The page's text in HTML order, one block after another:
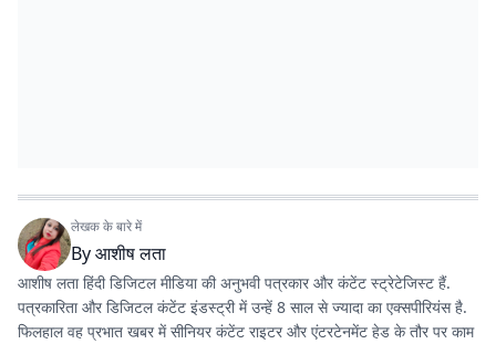
लेखक के बारे में
Byआशीष लता
आशीष लता हिंदी डिजिटल मीडिया की अनुभवी पत्रकार और कंटेंट स्ट्रेटेजिस्ट हैं.
पत्रकारिता और डिजिटल कंटेंट इंडस्ट्री में उन्हें 8 साल से ज्यादा का एक्सपीरियंस है.
फिलहाल वह प्रभात खबर में सीनियर कंटेंट राइटर और एंटरटेनमेंट हेड के तौर पर काम